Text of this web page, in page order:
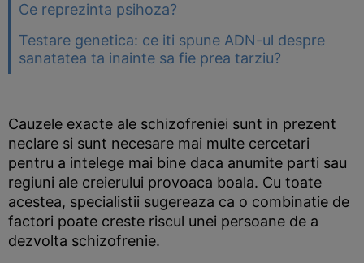
Ce reprezinta psihoza?
Testare genetica: ce iti spune ADN-ul despre
sanatatea ta inainte sa fie prea tarziu?
Cauzele exacte ale schizofreniei sunt in prezent
neclare si sunt necesare mai multe cercetari
pentru a intelege mai bine daca anumite parti sau
regiuni ale creierului provoaca boala. Cu toate
acestea, specialistii sugereaza ca o combinatie de
factori poate creste riscul unei persoane de a
dezvolta schizofrenie.